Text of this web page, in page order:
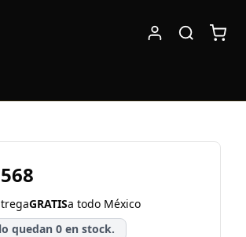
GRATISa todo México
quedan 0 en stock.